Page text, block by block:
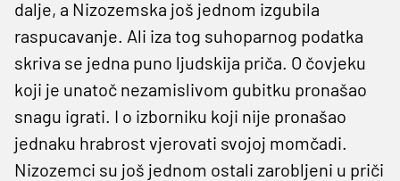
dalje, a Nizozemska još jednom izgubila
raspucavanje. Ali iza tog suhoparnog podatka
skriva se jedna puno ljudskija priča. O čovjeku
koji je unatoč nezamislivom gubitku pronašao
snagu igrati. I o izborniku koji nije pronašao
jednaku hrabrost vjerovati svojoj momčadi.
Nizozemci su još jednom ostali zarobljeni u priči